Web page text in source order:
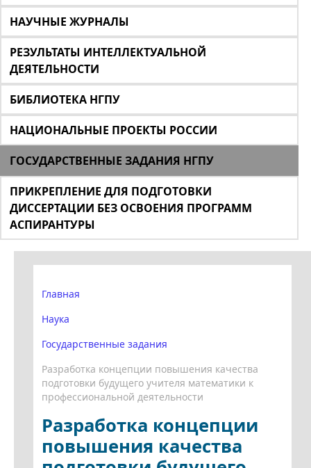
НАУЧНЫЕ ЖУРНАЛЫ
РЕЗУЛЬТАТЫ ИНТЕЛЛЕКТУАЛЬНОЙ
ДЕЯТЕЛЬНОСТИ
БИБЛИОТЕКА НГПУ
НАЦИОНАЛЬНЫЕ ПРОЕКТЫ РОССИИ
ГОСУДАРСТВЕННЫЕ ЗАДАНИЯ НГПУ
ПРИКРЕПЛЕНИЕ ДЛЯ ПОДГОТОВКИ
ДИССЕРТАЦИИ БЕЗ ОСВОЕНИЯ ПРОГРАММ
АСПИРАНТУРЫ
Главная
Наука
Государственные задания
Разработка концепции повышения качества
подготовки будущего учителя математики к
профессиональной деятельности
Разработка концепции
повышения качества